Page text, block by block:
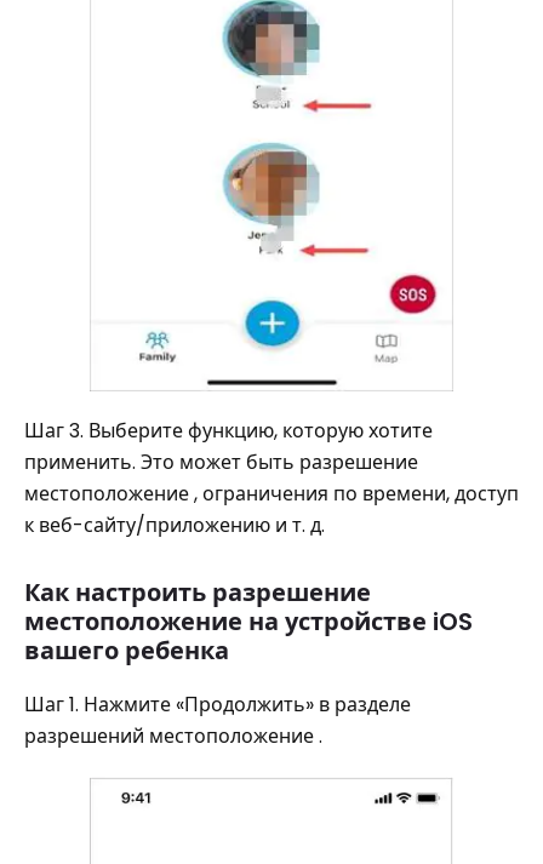
Шаг 3. Выберите функцию, которую хотите
применить. Это может быть разрешение
местоположение , ограничения по времени, доступ
к веб-сайту/приложению и т. д.
Как настроить разрешение
местоположение на устройстве iOS
вашего ребенка
Шаг 1. Нажмите «Продолжить» в разделе
разрешений местоположение .